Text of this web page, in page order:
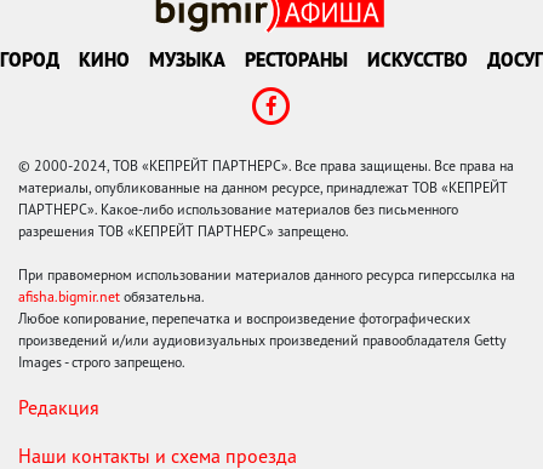
ГОРОД КИНО МУЗЫКА РЕСТОРАНЫ ИСКУССТВО ДОСУГ
© 2000-2024, ТОВ «КЕПРЕЙТ ПАРТНЕРС». Все права защищены. Все права на
материалы, опубликованные на данном ресурсе, принадлежат ТОВ «КЕПРЕЙТ
ПАРТНЕРС». Какое-либо использование материалов без письменного
разрешения ТОВ «КЕПРЕЙТ ПАРТНЕРС» запрещено.
При правомерном использовании материалов данного ресурса гиперссылка на
afisha.bigmir.net обязательна.
Любое копирование, перепечатка и воспроизведение фотографических
произведений и/или аудиовизуальных произведений правообладателя Getty
Images - строго запрещено.
Редакция
Наши контакты и схема проезда